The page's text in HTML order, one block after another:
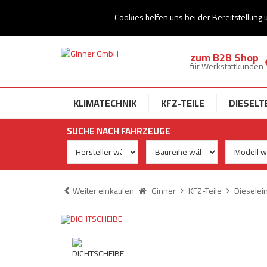
Cookies helfen uns bei der Bereitstellung
Ihr Speziallist für Dieseltechnik
zum B2B Shop
für Werkstattkunden
KLIMATECHNIK KFZ-TEILE
SUCHE NACH FAHRZEUGE
Weiter einkaufen Ginner KFZ-Teile